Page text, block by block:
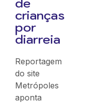
crianças
por
diarreia
Reportagem
do site
Metrópoles
aponta